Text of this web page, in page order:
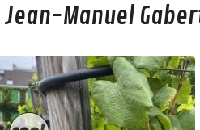
Jean-Manuel